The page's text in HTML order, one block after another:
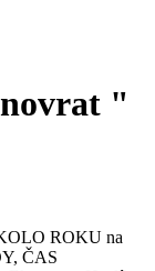
"
ROKU na
ČAS